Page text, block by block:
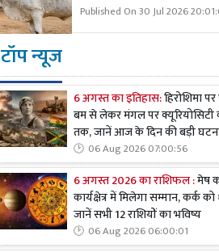
Published On 30 Jul 2026
टॉप न्यूज
6 अगस्त का इतिहास:हिरोशिमा
बम से लेकर मंगल पर क्यूरियोसिटी
तक, जानें आज के दिन की बड़ी
06 Aug 2026 07:00:56
6 अगस्त 2026 का राशिफल :मेष
कार्यक्षेत्र में मिलेगा सम्मान, कर्क
जानें सभी 12 राशियों का भविष्य
06 Aug 2026 06:00:01